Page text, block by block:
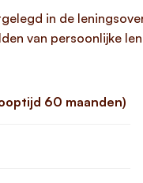
in de
van persoonlijke
60 maanden)